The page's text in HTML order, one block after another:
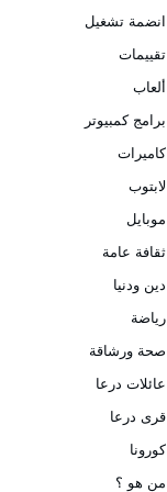
انضمة تشغيل
تقييمات
ألعاب
برامج كمبيوتر
كاميرات
لابتوب
موبايل
ثقافة عامة
دين ودنيا
رياضة
صحة ورشاقة
عائلات درعا
قرى درعا
كورونا
من هو ؟